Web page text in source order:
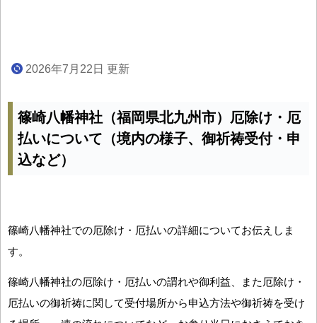
2026年7月22日 更新
篠崎八幡神社（福岡県北九州市）厄除け・厄
払いについて（境内の様子、御祈祷受付・申
込など）
篠崎八幡神社での厄除け・厄払いの詳細についてお伝えしま
す。
篠崎八幡神社の厄除け・厄払いの謂れや御利益、また厄除け・
厄払いの御祈祷に関して受付場所から申込方法や御祈祷を受け